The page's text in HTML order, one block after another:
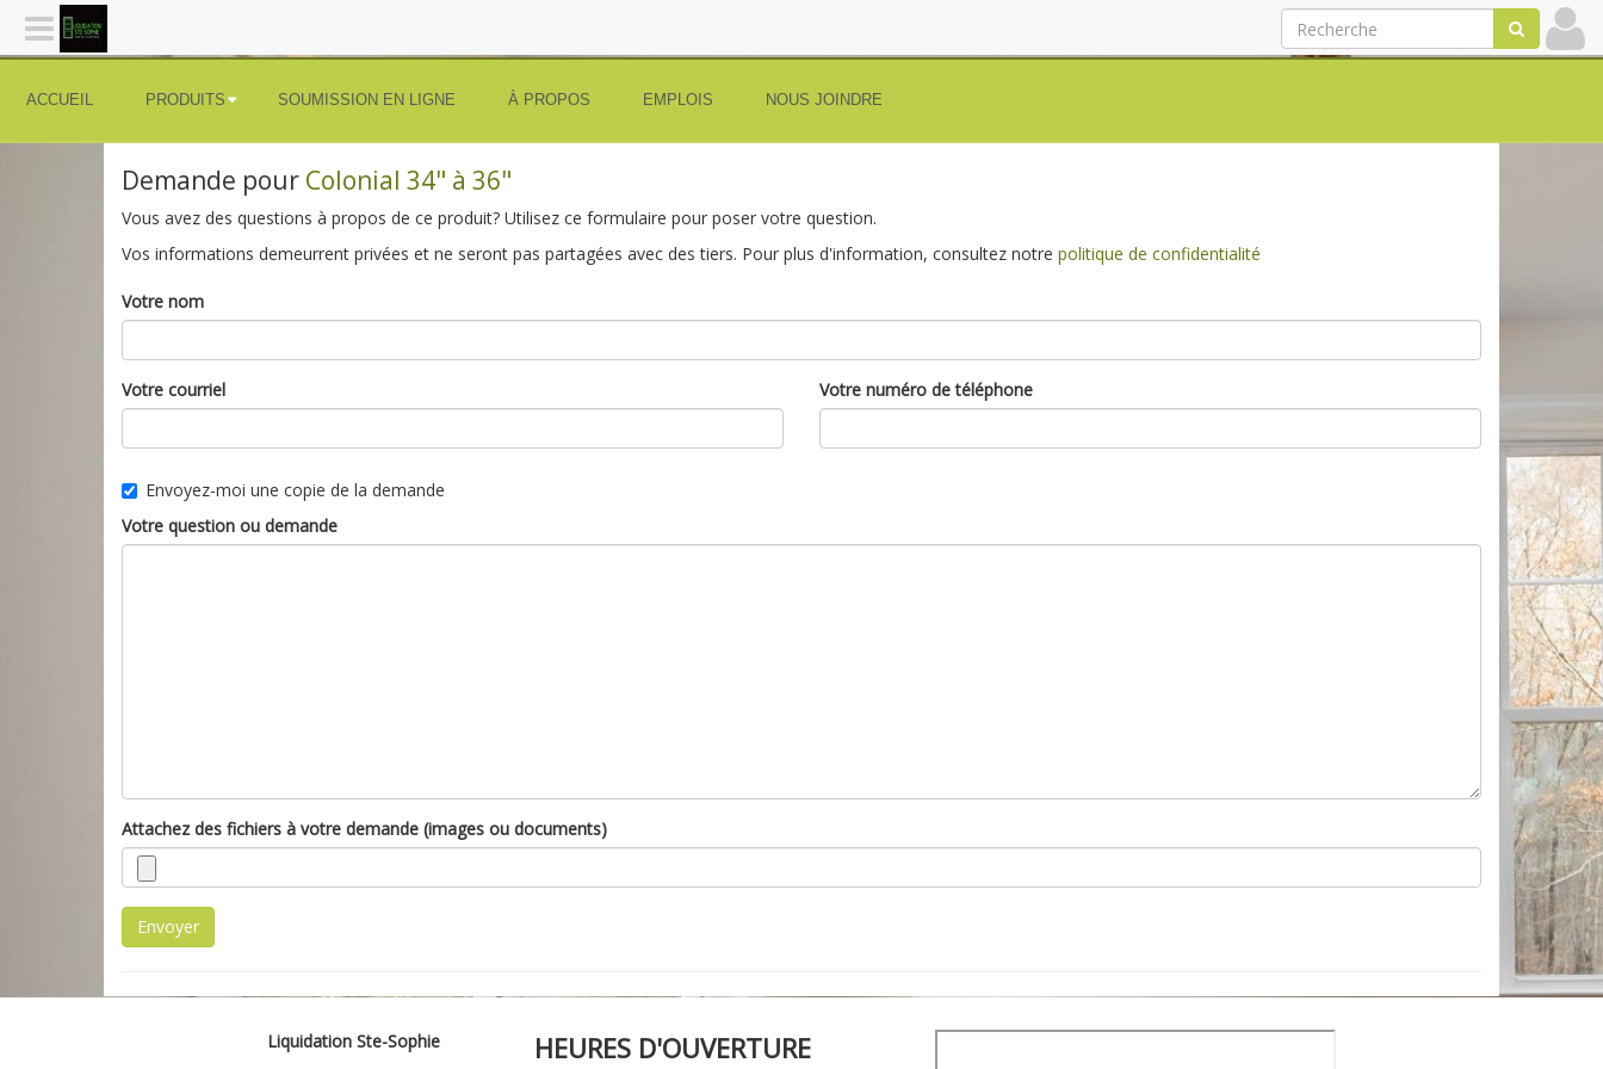
ACCUEIL PRODUITS SOUMISSION EN LIGNE À PROPOS EMPLOIS NOUS JOINDRE
Demande pour Colonial 34" à 36"
Vous avez des questions à propos de ce produit? Utilisez ce formulaire pour poser votre question.
Vos informations demeurrent privées et ne seront pas partagées avec des tiers. Pour plus d'information, consultez notre politique de confidentialité
Votre nom
Votre courriel Votre numéro de téléphone
Envoyez-moi une copie de la demande
Votre question ou demande
Attachez des fichiers à votre demande (images ou documents)
Envoyer
Liquidation Ste-Sophie
HEURES D'OUVERTURE